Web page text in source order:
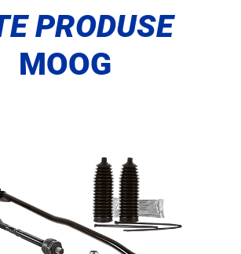
PRODUSE
MOOG